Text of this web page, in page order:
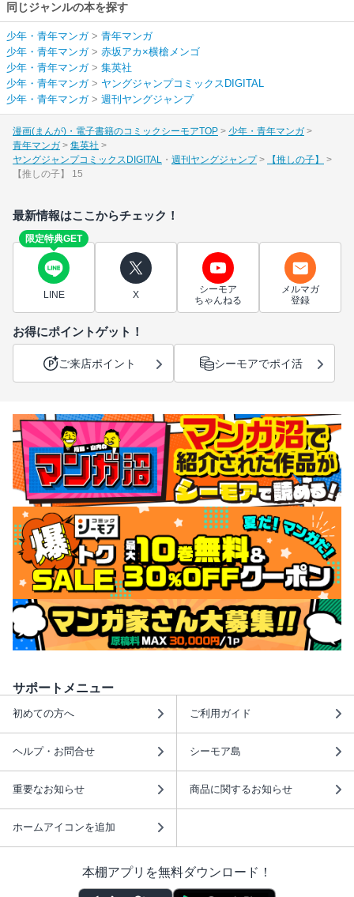
同じジャンルの本を探す
少年・青年マンガ> 青年マンガ
少年・青年マンガ> 赤坂アカ×横槍メンゴ
少年・青年マンガ> 集英社
少年・青年マンガ> ヤングジャンプコミックスDIGITAL
少年・青年マンガ> 週刊ヤングジャンプ
漫画(まんが)・電子書籍のコミックシーモアTOP
少年・青年マンガ
青年マンガ
集英社
ヤングジャンプコミックスDIGITAL
週刊ヤングジャンプ
【推しの子】
【推しの子】 15
最新情報はここからチェック！
限定特典GET
LINE X
シーモア
ちゃんねる
メルマガ
登録
お得にポイントゲット！
ご来店ポイント シーモアでポイ活
サポートメニュー
初めての方へ ご利用ガイド
ヘルプ・お問合せ シーモア島
重要なお知らせ 商品に関するお知らせ
ホームアイコンを追加
本棚アプリを無料ダウンロード！